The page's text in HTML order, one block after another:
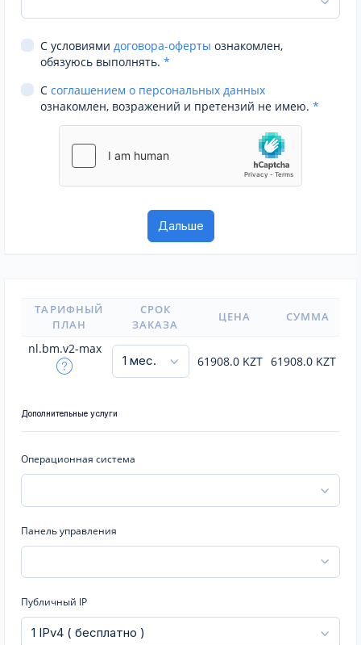
С условиями договора-оферты ознакомлен,
обязуюсь выполнять. *
С соглашением о персональных данных
ознакомлен, возражений и претензий не имею. *
ТАРИФНЫЙ
ПЛАН
СРОК
ЗАКАЗА
ЦЕНА СУММА
nl.bm.v2-max
61908.0 KZT 61908.0 KZT
Дополнительные услуги
Операционная система
Панель управления
Публичный IP